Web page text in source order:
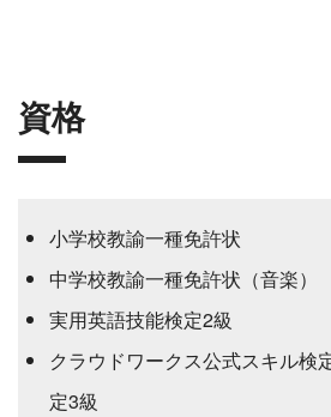
資格
小学校教諭一種免許状
中学校教諭一種免許状（音楽）
実用英語技能検定2級
クラウドワークス公式スキル検
定3級